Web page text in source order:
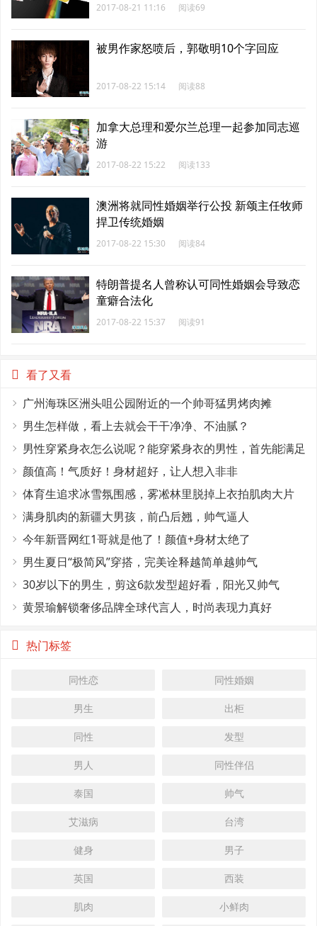
2017-08-21 11:16 阅读69
被男作家怒喷后，郭敬明10个字回应
2017-08-22 15:14 阅读88
加拿大总理和爱尔兰总理一起参加同志巡
游
2017-08-22 15:22 阅读133
澳洲将就同性婚姻举行公投 新颂主任牧师
捍卫传统婚姻
2017-08-22 15:30 阅读84
特朗普提名人曾称认可同性婚姻会导致恋
童癖合法化
2017-08-22 15:37 阅读91
看了又看
广州海珠区洲头咀公园附近的一个帅哥猛男烤肉摊
男生怎样做，看上去就会干干净净、不油腻？
男性穿紧身衣怎么说呢？能穿紧身衣的男性，首先能满足
这4个条件
颜值高！气质好！身材超好，让人想入非非
体育生追求冰雪氛围感，雾凇林里脱掉上衣拍肌肉大片
满身肌肉的新疆大男孩，前凸后翘，帅气逼人
今年新晋网红1哥就是他了！颜值+身材太绝了
男生夏日“极简风”穿搭，完美诠释越简单越帅气
30岁以下的男生，剪这6款发型超好看，阳光又帅气
黄景瑜解锁奢侈品牌全球代言人，时尚表现力真好
热门标签
同性恋 同性婚姻
男生 出柜
同性 发型
男人 同性伴侣
泰国 帅气
艾滋病 台湾
健身 男子
英国 西装
肌肉 小鲜肉